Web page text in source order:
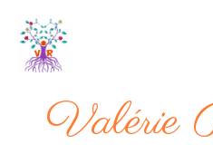
Valérie